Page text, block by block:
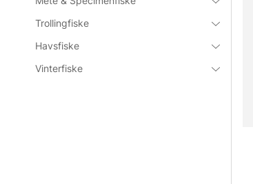
Trollingfiske
Havsfiske
Vinterfiske